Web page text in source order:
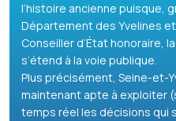
l’histoire ancienne puisque,
Département des Yvelines
Conseiller d’État honoraire,
s’étend à la voie publique.
Plus précisément, Seine-et-
maintenant apte à exploiter
temps réel les décisions qui